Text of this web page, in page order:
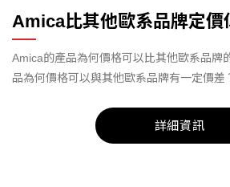
Amica比其他歐系品牌定價
Amica的產品為何價格可以比其他歐系品牌
品為何價格可以與其他歐系品牌有一定價差
詳細資訊